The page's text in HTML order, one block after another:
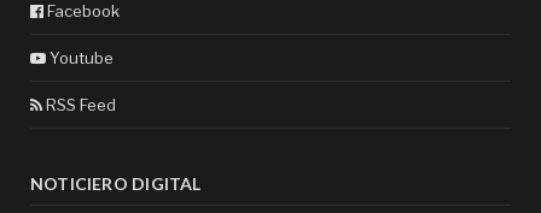
Facebook
Youtube
RSS Feed
NOTICIERO DIGITAL